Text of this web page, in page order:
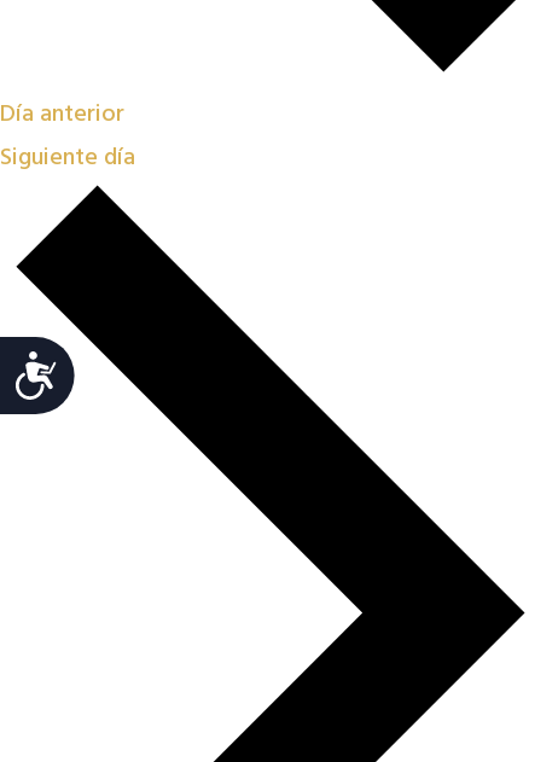
Accesibilidad
Día anterior
Siguiente día